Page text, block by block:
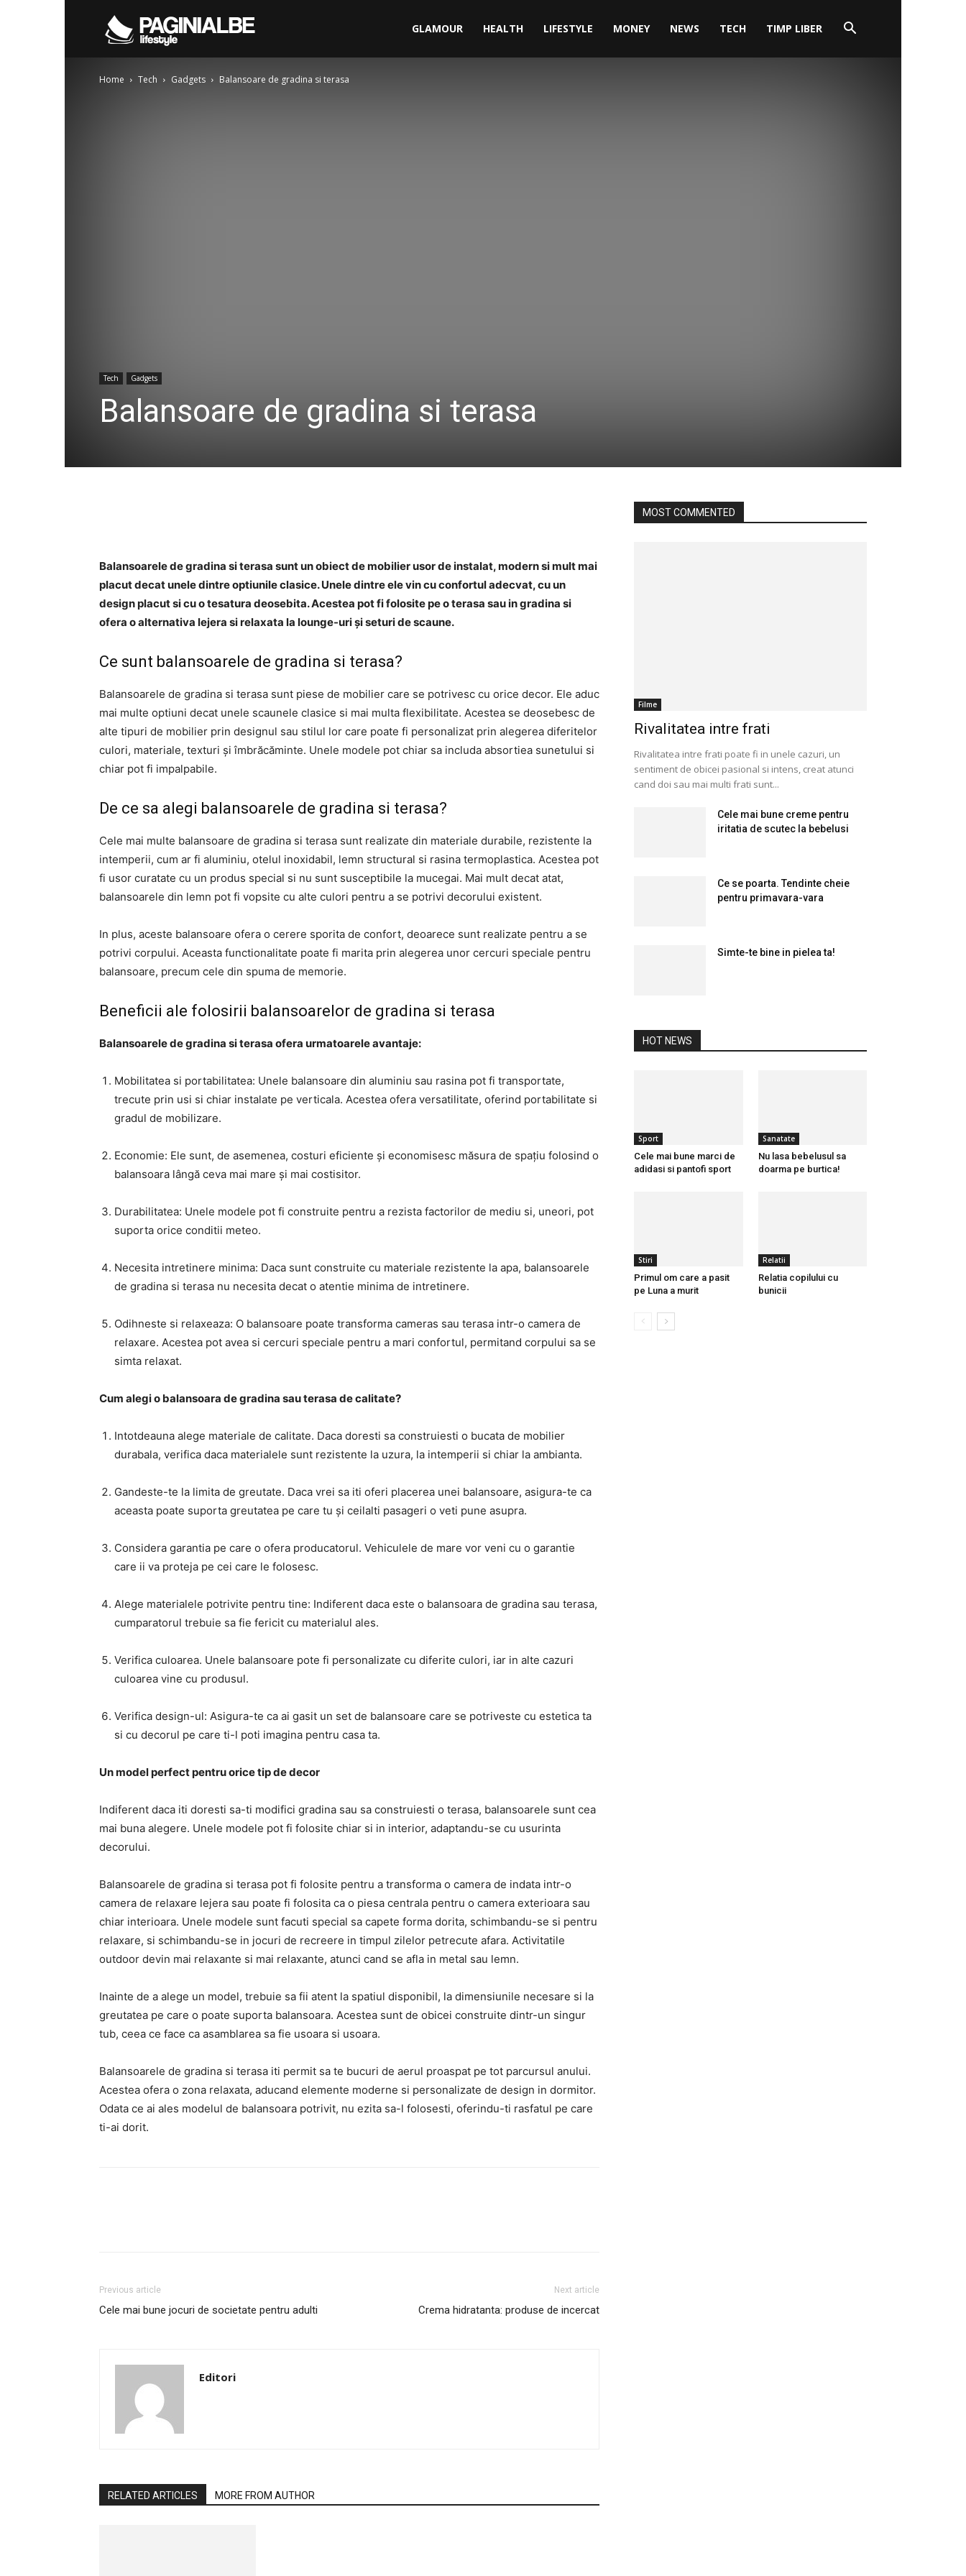
Albe
GLAMOUR HEALTH LIFESTYLE MONEY NEWS TECH TIMP LIBER
Home Tech Gadgets Balansoare de gradina si terasa
Tech Gadgets
Balansoare de gradina si terasa
Balansoarele de gradina si terasa sunt un obiect de mobilier usor de instalat, modern si mult mai
placut decat unele dintre optiunile clasice. Unele dintre ele vin cu confortul adecvat, cu un
design placut si cu o tesatura deosebita. Acestea pot fi folosite pe o terasa sau in gradina si
ofera o alternativa lejera si relaxata la lounge-uri și seturi de scaune.
Ce sunt balansoarele de gradina si terasa?
Balansoarele de gradina si terasa sunt piese de mobilier care se potrivesc cu orice decor. Ele aduc
mai multe optiuni decat unele scaunele clasice si mai multa flexibilitate. Acestea se deosebesc de
alte tipuri de mobilier prin designul sau stilul lor care poate fi personalizat prin alegerea diferitelor
culori, materiale, texturi și îmbrăcăminte. Unele modele pot chiar sa includa absortiea sunetului si
chiar pot fi impalpabile.
De ce sa alegi balansoarele de gradina si terasa?
Cele mai multe balansoare de gradina si terasa sunt realizate din materiale durabile, rezistente la
intemperii, cum ar fi aluminiu, otelul inoxidabil, lemn structural si rasina termoplastica. Acestea pot
fi usor curatate cu un produs special si nu sunt susceptibile la mucegai. Mai mult decat atat,
balansoarele din lemn pot fi vopsite cu alte culori pentru a se potrivi decorului existent.
In plus, aceste balansoare ofera o cerere sporita de confort, deoarece sunt realizate pentru a se
potrivi corpului. Aceasta functionalitate poate fi marita prin alegerea unor cercuri speciale pentru
balansoare, precum cele din spuma de memorie.
Beneficii ale folosirii balansoarelor de gradina si terasa
Balansoarele de gradina si terasa ofera urmatoarele avantaje:
Mobilitatea si portabilitatea: Unele balansoare din aluminiu sau rasina pot fi transportate,
trecute prin usi si chiar instalate pe verticala. Acestea ofera versatilitate, oferind portabilitate si
gradul de mobilizare.
Economie: Ele sunt, de asemenea, costuri eficiente și economisesc măsura de spațiu folosind o
balansoara lângă ceva mai mare și mai costisitor.
Durabilitatea: Unele modele pot fi construite pentru a rezista factorilor de mediu si, uneori, pot
suporta orice conditii meteo.
Necesita intretinere minima: Daca sunt construite cu materiale rezistente la apa, balansoarele
de gradina si terasa nu necesita decat o atentie minima de intretinere.
Odihneste si relaxeaza: O balansoare poate transforma cameras sau terasa intr-o camera de
relaxare. Acestea pot avea si cercuri speciale pentru a mari confortul, permitand corpului sa se
simta relaxat.
Cum alegi o balansoara de gradina sau terasa de calitate?
Intotdeauna alege materiale de calitate. Daca doresti sa construiesti o bucata de mobilier
durabala, verifica daca materialele sunt rezistente la uzura, la intemperii si chiar la ambianta.
Gandeste-te la limita de greutate. Daca vrei sa iti oferi placerea unei balansoare, asigura-te ca
aceasta poate suporta greutatea pe care tu și ceilalti pasageri o veti pune asupra.
Considera garantia pe care o ofera producatorul. Vehiculele de mare vor veni cu o garantie
care ii va proteja pe cei care le folosesc.
Alege materialele potrivite pentru tine: Indiferent daca este o balansoara de gradina sau terasa,
cumparatorul trebuie sa fie fericit cu materialul ales.
Verifica culoarea. Unele balansoare pote fi personalizate cu diferite culori, iar in alte cazuri
culoarea vine cu produsul.
Verifica design-ul: Asigura-te ca ai gasit un set de balansoare care se potriveste cu estetica ta
si cu decorul pe care ti-l poti imagina pentru casa ta.
Un model perfect pentru orice tip de decor
Indiferent daca iti doresti sa-ti modifici gradina sau sa construiesti o terasa, balansoarele sunt cea
mai buna alegere. Unele modele pot fi folosite chiar si in interior, adaptandu-se cu usurinta
decorului.
Balansoarele de gradina si terasa pot fi folosite pentru a transforma o camera de indata intr-o
camera de relaxare lejera sau poate fi folosita ca o piesa centrala pentru o camera exterioara sau
chiar interioara. Unele modele sunt facuti special sa capete forma dorita, schimbandu-se si pentru
relaxare, si schimbandu-se in jocuri de recreere in timpul zilelor petrecute afara. Activitatile
outdoor devin mai relaxante si mai relaxante, atunci cand se afla in metal sau lemn.
Inainte de a alege un model, trebuie sa fii atent la spatiul disponibil, la dimensiunile necesare si la
greutatea pe care o poate suporta balansoara. Acestea sunt de obicei construite dintr-un singur
tub, ceea ce face ca asamblarea sa fie usoara si usoara.
Balansoarele de gradina si terasa iti permit sa te bucuri de aerul proaspat pe tot parcursul anului.
Acestea ofera o zona relaxata, aducand elemente moderne si personalizate de design in dormitor.
Odata ce ai ales modelul de balansoara potrivit, nu ezita sa-l folosesti, oferindu-ti rasfatul pe care
ti-ai dorit.
Previous article
Cele mai bune jocuri de societate pentru adulti
Next article
Crema hidratanta: produse de incercat
Editori
RELATED ARTICLES MORE FROM AUTHOR
MOST COMMENTED
Filme
Rivalitatea intre frati
Rivalitatea intre frati poate fi in unele cazuri, un
sentiment de obicei pasional si intens, creat atunci
cand doi sau mai multi frati sunt...
Cele mai bune creme pentru
iritatia de scutec la bebelusi
Ce se poarta. Tendinte cheie
pentru primavara-vara
Simte-te bine in pielea ta!
HOT NEWS
Sport
Cele mai bune marci de
adidasi si pantofi sport
Sanatate
Nu lasa bebelusul sa
doarma pe burtica!
Stiri
Primul om care a pasit
pe Luna a murit
Relatii
Relatia copilului cu
bunicii